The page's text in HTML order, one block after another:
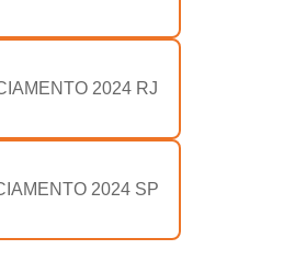
2024 RJ
2024 SP